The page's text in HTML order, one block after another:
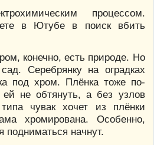
процессом.
в Ютубе в поиск вбить
конечно, есть природе. Но
Серебрянку на оградках
под хром. Плёнка тоже по-
не обтянуть, а без узлов
чувак хочет из плёнки
хромирована. Особенно,
подниматься начнут.